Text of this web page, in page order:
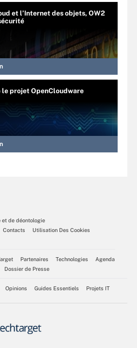
et l’Internet des objets, OW2
le projet OpenCloudware
et de déontologie
Contacts
Utilisation Des Cookies
Partenaires Technologies
Agenda
Dossier de Presse
Opinions Guides Essentiels Projets IT